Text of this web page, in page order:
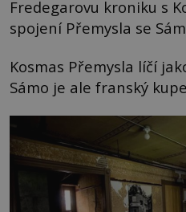
Fredegarovu kroniku s
spojení Přemysla se
Kosmas Přemysla líčí
Sámo je ale franský